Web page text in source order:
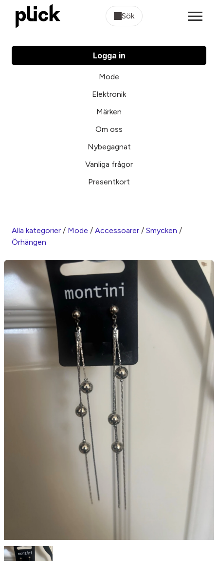
Sök
Logga in
Mode
Elektronik
Märken
Om oss
Nybegagnat
Vanliga frågor
Presentkort
Alla kategorier / Mode / Accessoarer / Smycken /
Örhängen